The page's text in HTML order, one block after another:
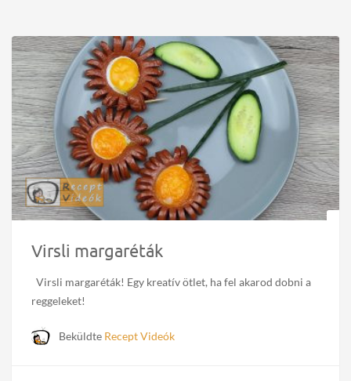
Virsli margaréták
Virsli margaréták! Egy kreatív ötlet, ha fel akarod dobni a
reggeleket!
Beküldte Recept Videók